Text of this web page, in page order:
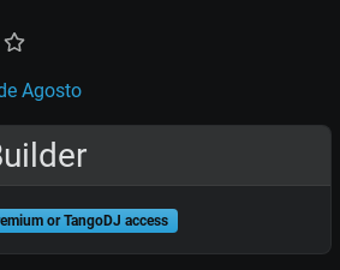
Agosto
or TangoDJ access